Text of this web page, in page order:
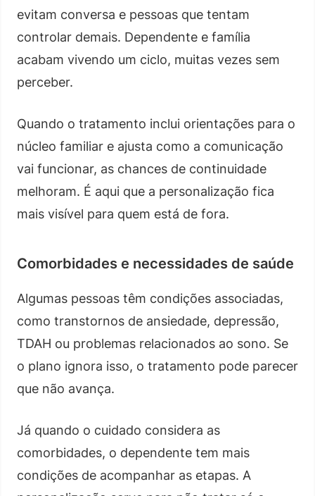
evitam conversa e pessoas que tentam
controlar demais. Dependente e família
acabam vivendo um ciclo, muitas vezes sem
perceber.
Quando o tratamento inclui orientações para o
núcleo familiar e ajusta como a comunicação
vai funcionar, as chances de continuidade
melhoram. É aqui que a personalização fica
mais visível para quem está de fora.
Comorbidades e necessidades de saúde
Algumas pessoas têm condições associadas,
como transtornos de ansiedade, depressão,
TDAH ou problemas relacionados ao sono. Se
o plano ignora isso, o tratamento pode parecer
que não avança.
Já quando o cuidado considera as
comorbidades, o dependente tem mais
condições de acompanhar as etapas. A